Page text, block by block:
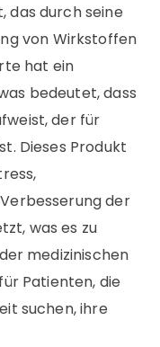
das durch seine
von Wirkstoffen
hat ein
bedeutet, dass
der für
Dieses Produkt
der
was es zu
medizinischen
Patienten, die
suchen, ihre